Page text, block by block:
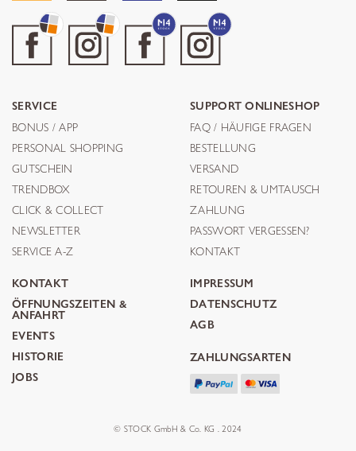
SERVICE
BONUS / APP
PERSONAL SHOPPING
GUTSCHEIN
TRENDBOX
CLICK & COLLECT
NEWSLETTER
SERVICE A-Z
SUPPORT ONLINESHOP
FAQ / HÄUFIGE FRAGEN
BESTELLUNG
VERSAND
RETOUREN & UMTAUSCH
ZAHLUNG
PASSWORT VERGESSEN?
KONTAKT
KONTAKT
ÖFFNUNGSZEITEN &
ANFAHRT
EVENTS
HISTORIE
JOBS
IMPRESSUM
DATENSCHUTZ
AGB
ZAHLUNGSARTEN
© STOCK GmbH & Co. KG . 2024